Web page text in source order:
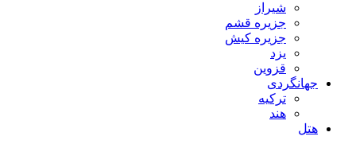
شیراز
جزیره قشم
جزیره کیش
یزد
قزوین
جهانگردی
ترکیه
هند
هتل